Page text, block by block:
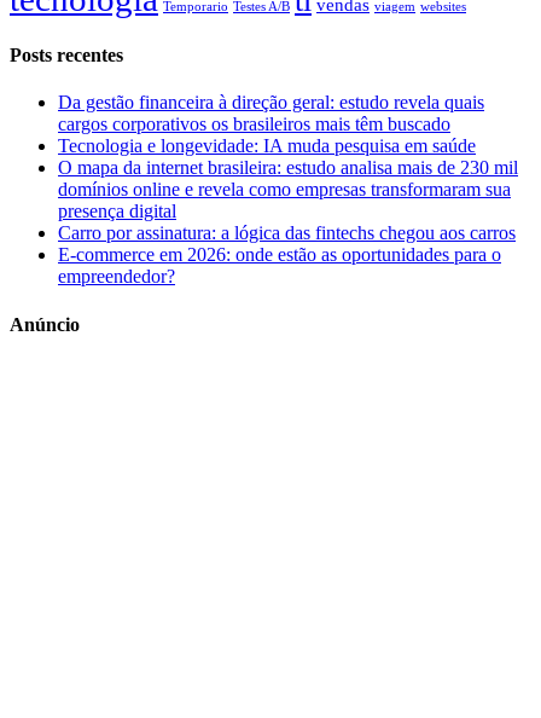
Temporario Testes A/B vendas viagem websites
Posts recentes
Da gestão financeira à direção geral: estudo revela quais
cargos corporativos os brasileiros mais têm buscado
Tecnologia e longevidade: IA muda pesquisa em saúde
O mapa da internet brasileira: estudo analisa mais de 230 mil
domínios online e revela como empresas transformaram sua
presença digital
Carro por assinatura: a lógica das fintechs chegou aos carros
E-commerce em 2026: onde estão as oportunidades para o
empreendedor?
Anúncio